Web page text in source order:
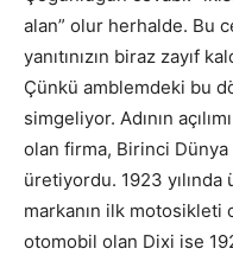
alan” olur herhalde. Bu
yanıtınızın biraz zayıf
Çünkü amblemdeki bu
simgeliyor. Adının
olan firma, Birinci Dünya
üretiyordu. 1923
markanın ilk motosikleti
otomobil olan Dixi ise